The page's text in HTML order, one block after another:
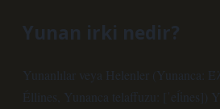
Yunan irki nedir?
Yunanlılar veya Helenler (Yunanca:
Éllines, Yunanca telaffuzu: [ˈeĺἱnes])